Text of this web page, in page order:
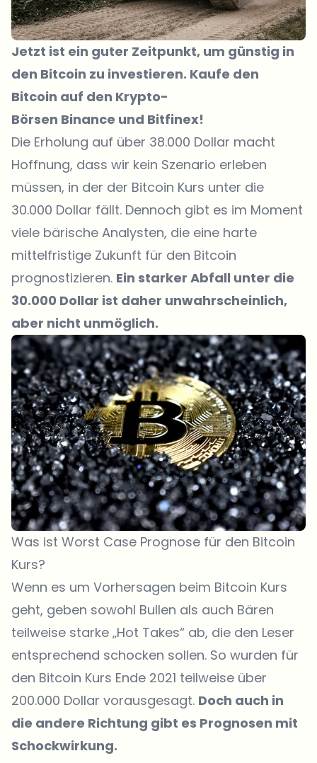
Jetzt ist ein guter Zeitpunkt, um günstig in
den Bitcoin zu investieren. Kaufe den
Bitcoin auf den Krypto-
Börsen Binance und Bitfinex!
Die Erholung auf über 38.000 Dollar macht
Hoffnung, dass wir kein Szenario erleben
müssen, in der der Bitcoin Kurs unter die
30.000 Dollar fällt. Dennoch gibt es im Moment
viele bärische Analysten, die eine harte
mittelfristige Zukunft für den Bitcoin
prognostizieren. Ein starker Abfall unter die
30.000 Dollar ist daher unwahrscheinlich,
aber nicht unmöglich.
Was ist Worst Case Prognose für den Bitcoin
Kurs?
Wenn es um Vorhersagen beim Bitcoin Kurs
geht, geben sowohl Bullen als auch Bären
teilweise starke „Hot Takes“ ab, die den Leser
entsprechend schocken sollen. So wurden für
den Bitcoin Kurs Ende 2021 teilweise über
200.000 Dollar vorausgesagt. Doch auch in
die andere Richtung gibt es Prognosen mit
Schockwirkung.